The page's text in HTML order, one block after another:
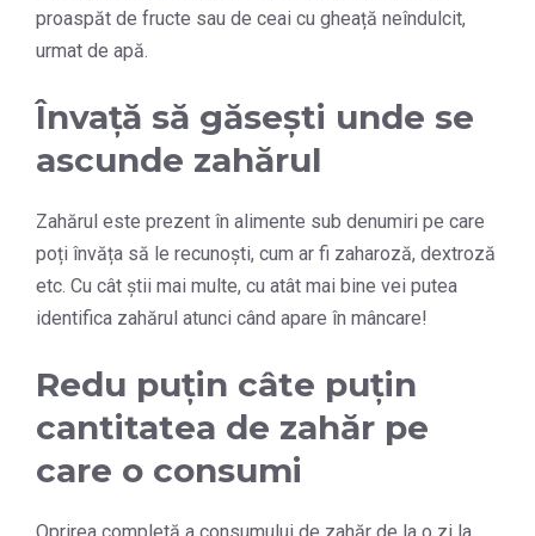
proaspăt de fructe sau de ceai cu gheață neîndulcit,
urmat de apă.
Învață să găsești unde se
ascunde zahărul
Zahărul este prezent în alimente sub denumiri pe care
poți învăța să le recunoști, cum ar fi zaharoză, dextroză
etc. Cu cât știi mai multe, cu atât mai bine vei putea
identifica zahărul atunci când apare în mâncare!
Redu puțin câte puțin
cantitatea de zahăr pe
care o consumi